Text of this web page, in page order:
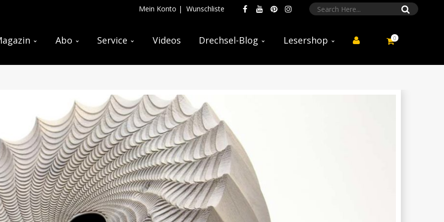
Mein Konto | Wunschliste
Abo Service Videos Drechsel-Blog Lesershop 0